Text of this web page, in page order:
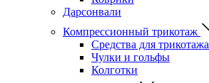
Дарсонвали
Компрессионный трикотаж
Средства для трикотажа
Чулки и гольфы
Колготки